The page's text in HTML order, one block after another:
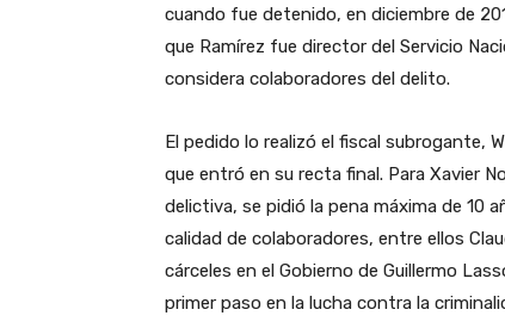
cuando fue detenido, en diciembre de
que Ramírez fue director del Servicio
considera colaboradores del delito.
El pedido lo realizó el fiscal subrogante,
que entró en su recta final. Para Xavier
delictiva, se pidió la pena máxima de 10
calidad de colaboradores, entre ellos
cárceles en el Gobierno de Guillermo
primer paso en la lucha contra la